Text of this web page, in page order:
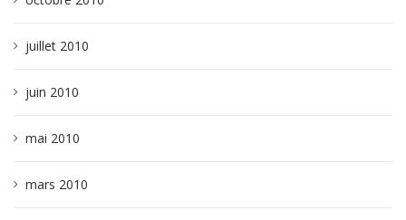
juillet 2010
juin 2010
mai 2010
mars 2010